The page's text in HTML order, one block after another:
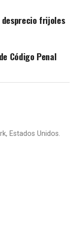
frijoles
Código Penal
Estados Unidos.